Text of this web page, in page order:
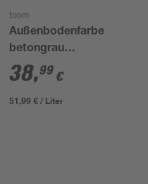
toom
Außenbodenfarbe
betongrau
seidenmatt 750 ml
38,99 €
51,99 € / Liter